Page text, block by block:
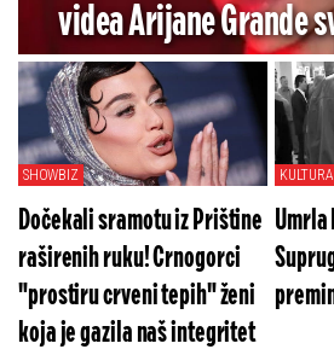
videa Arijane Grande
Pogledajte koliko je
SHOWBIZ
Dočekali sramotu iz Prištine
raširenih ruku! Crnogorci
"prostiru crveni tepih" ženi
koja je gazila naš integritet
KULTURA